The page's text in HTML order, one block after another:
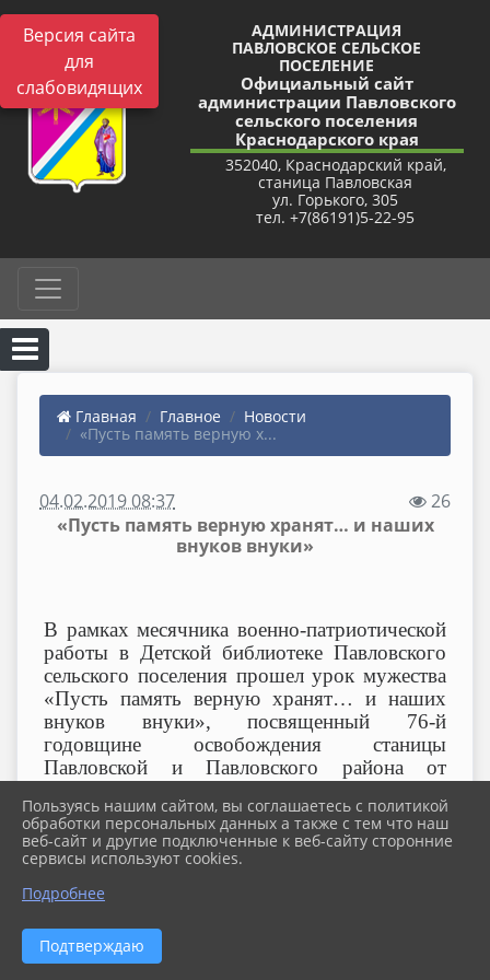
Версия сайта
для
слабовидящих
АДМИНИСТРАЦИЯ
ПАВЛОВСКОЕ СЕЛЬСКОЕ
ПОСЕЛЕНИЕ
Официальный сайт
администрации Павловского
сельского поселения
Краснодарского края
352040, Краснодарский край,
станица Павловская
ул. Горького, 305
тел. +7(86191)5-22-95
Главная Главное
Новости
«Пусть память верную х...
04.02.2019 08:37
26
«Пусть память верную хранят… и наших
внуков внуки»
В рамках месячника военно-патриотической
работы в Детской библиотеке Павловского
сельского поселения прошел урок мужества
«Пусть память верную хранят… и наших
внуков внуки»,
посвященный 76-й
годовщине освобождения станицы
Павловской и Павловского района от
Библиотекарь И.Зозуля рассказала учащимся
5 «б» класса СОШ № 3 (классный
испытаниях, выпавших на долю
оккупации с 5 августа 1942 года по 31
января 1943 года.
Пользуясь нашим сайтом, вы соглашаетесь с политикой
обработки персональных данных а также с тем что наш
веб-сайт и другие подключенные к веб-сайту сторонние
сервисы используют cookies.
Подробнее
Подтверждаю